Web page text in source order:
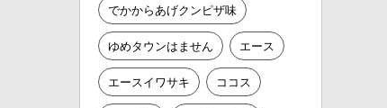
でかからあげクンピザ味
ゆめタウンはません エース
エースイワサキ ココス